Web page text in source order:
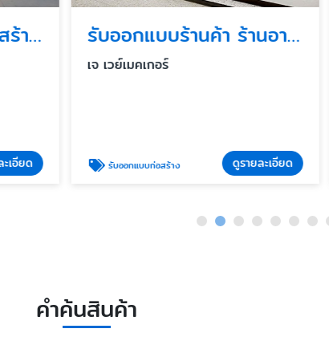
รับออกแบบคุมงานก่อสร้างอาคารสูง
เอียด
รับออกแบบร้านค้า ร้านอาหารในห้าง
เจ เวย์เมคเกอร์
รับออกแบบก่อสร้าง ดูรายละเอียด
คำค้นสินค้า